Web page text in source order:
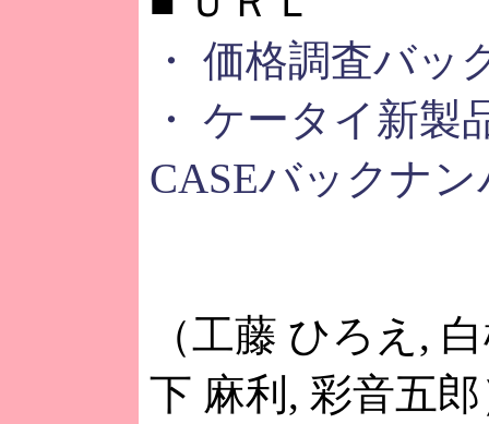
・ 価格調査バッ
・ ケータイ新製
CASEバックナン
（工藤 ひろえ,
下 麻利, 彩音五